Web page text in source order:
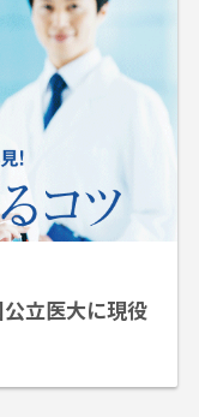
立医大に現役